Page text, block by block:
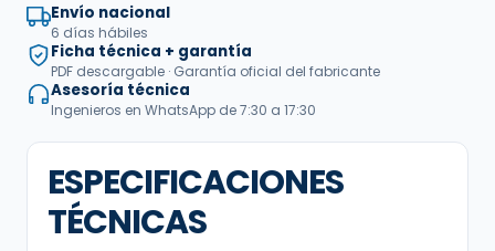
Envío nacional
6 días hábiles
Ficha técnica + garantía
PDF descargable · Garantía oficial del fabricante
Asesoría técnica
Ingenieros en WhatsApp de 7:30 a 17:30
ESPECIFICACIONES
TÉCNICAS